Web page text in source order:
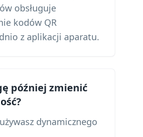
obsługuje
kodów QR
z aplikacji aparatu.
później zmienić
dynamicznego